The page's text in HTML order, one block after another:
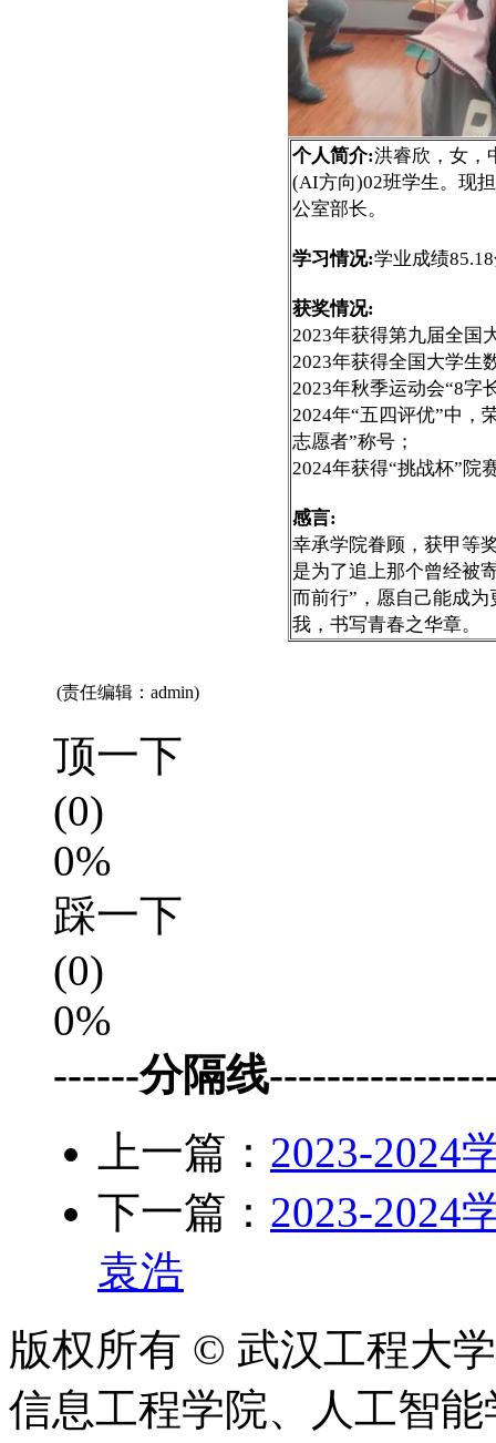
个人简介:洪睿欣，女，
(AI方向)02班学生。现
公室部长。
学习情况:学业成绩
获奖情况:
2023年获得第九届全国
2023年获得全国大学生
2023年秋季运动会“8字
2024年“五四评优”中，
志愿者”称号；
2024年获得“挑战杯”院
感言:
幸承学院眷顾，获甲等
是为了追上那个曾经被
而前行”，愿自己能成
我，书写青春之华章。
(责任编辑：admin)
顶一下
(0)
0%
踩一下
(0)
0%
------分隔线
上一篇： 2023-2024
下一篇： 2023-
袁浩
版权所有 © 武汉工程大
信息工程学院、人工智能